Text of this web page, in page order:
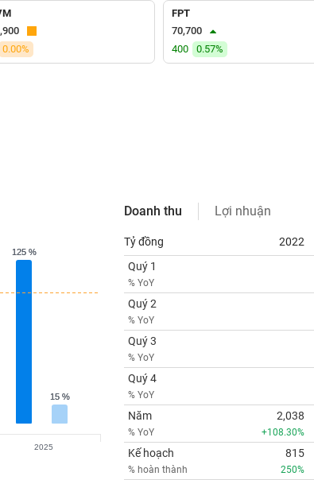
0.00%
FPT
70,700
400
0.57%
125 %
125 %
15 %
15 %
2025
Doanh thu Lợi nhuận
Tỷ đồng 2022
Quý 1
% YoY
Quý 2
% YoY
Quý 3
% YoY
Quý 4
% YoY
Năm
% YoY
2,038
+108.30%
Kế hoạch
% hoàn thành
815
250%